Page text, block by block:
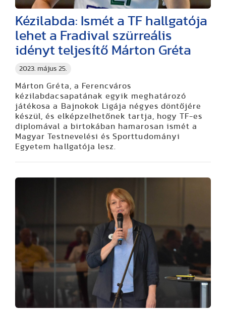
2023. május 25.
Kézilabda: Ismét a TF hallgatója
lehet a Fradival szürreális
idényt teljesítő Márton Gréta
Márton Gréta, a Ferencváros
kézilabdacsapatának egyik meghatározó
játékosa a Bajnokok Ligája négyes döntőjére
készül, és elképzelhetőnek tartja, hogy TF-es
diplomával a birtokában hamarosan ismét a
Magyar Testnevelési és Sporttudományi
Egyetem hallgatója lesz.